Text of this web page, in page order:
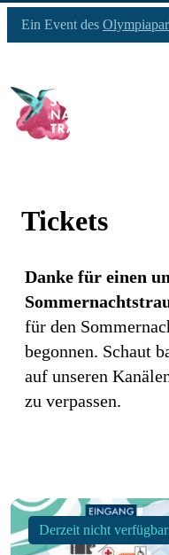
Ein Event des
Tickets
Danke für einen
für den
begonnen. Schaut
auf unseren
zu verpassen.
Derzeit nicht